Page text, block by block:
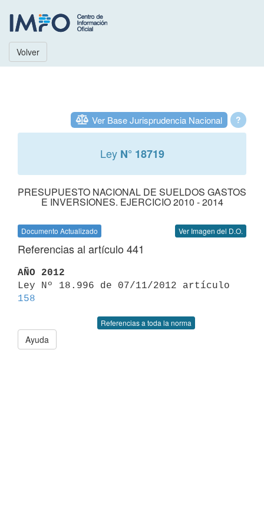
Volver
?
Ver Base Jurisprudencia Nacional
Ley N° 18719
PRESUPUESTO NACIONAL DE SUELDOS GASTOS
E INVERSIONES. EJERCICIO 2010 - 2014
Documento Actualizado Ver Imagen del D.O.
Referencias al artículo 441
AÑO 2012
158
Referencias a toda la norma
Ayuda